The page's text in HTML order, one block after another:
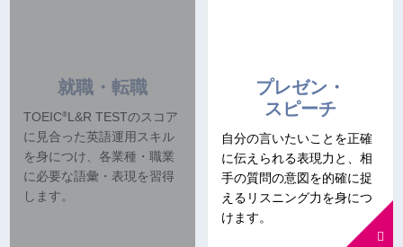
就職・転職
TOEIC®L&R TESTのスコア
に見合った英語運用スキル
を身につけ、各業種・職業
に必要な語彙・表現を習得
します。
プレゼン・
スピーチ
自分の言いたいことを正確
に伝えられる表現力と、相
手の質問の意図を的確に捉
えるリスニング力を身につ
けます。